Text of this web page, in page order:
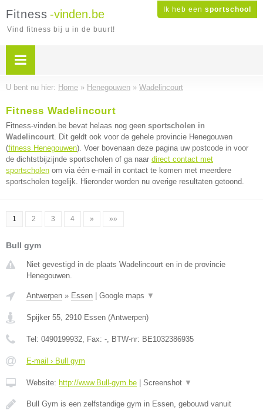
Ik heb een sportschool
Fitness -vinden.be
Vind fitness bij u in de buurt!
U bent nu hier: Home » Henegouwen » Wadelincourt
Fitness Wadelincourt
Fitness-vinden.be bevat helaas nog geen sportscholen in
Wadelincourt. Dit geldt ook voor de gehele provincie Henegouwen
(fitness Henegouwen). Voer bovenaan deze pagina uw postcode in voor
de dichtstbijzijnde sportscholen of ga naar direct contact met
sportscholen om via één e-mail in contact te komen met meerdere
sportscholen tegelijk. Hieronder worden nu overige resultaten getoond.
1 2 3 4 » »»
Bull gym
Niet gevestigd in de plaats Wadelincourt en in de provincie
Henegouwen.
Antwerpen » Essen Google maps ▼
Spijker 55, 2910 Essen (Antwerpen)
Tel: 0490199932, Fax: -, BTW-nr: BE1032386935
E-mail › Bull gym
Website: http://www.Bull-gym.be Screenshot ▼
Bull Gym is een zelfstandige gym in Essen, gebouwd vanuit